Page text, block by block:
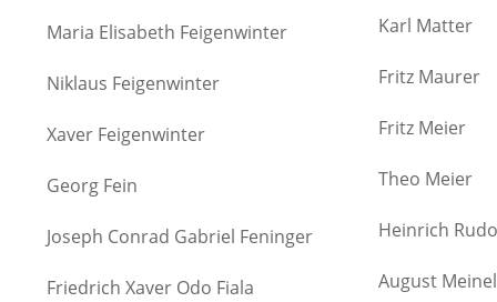
Maria Elisabeth Feigenwinter
Niklaus Feigenwinter
Xaver Feigenwinter
Georg Fein
Joseph Conrad Gabriel Feninger
Friedrich Xaver Odo Fiala
Karl Matter
Fritz Maurer
Fritz Meier
Theo Meier
Heinrich
August Meinel